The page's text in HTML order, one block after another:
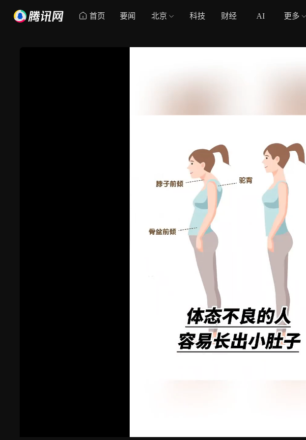
首页 要闻 北京 科技 财经 AI 更多